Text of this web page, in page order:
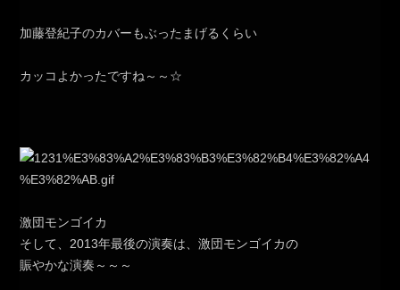
加藤登紀子のカバーもぶったまげるくらい
カッコよかったですね～～☆
激団モンゴイカ
そして、2013年最後の演奏は、激団モンゴイカの
賑やかな演奏～～～